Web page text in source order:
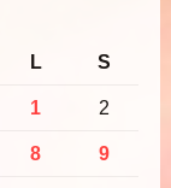
L S
1 2
8 9